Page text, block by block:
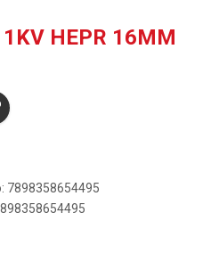
1KV HEPR 16MM
7898358654495